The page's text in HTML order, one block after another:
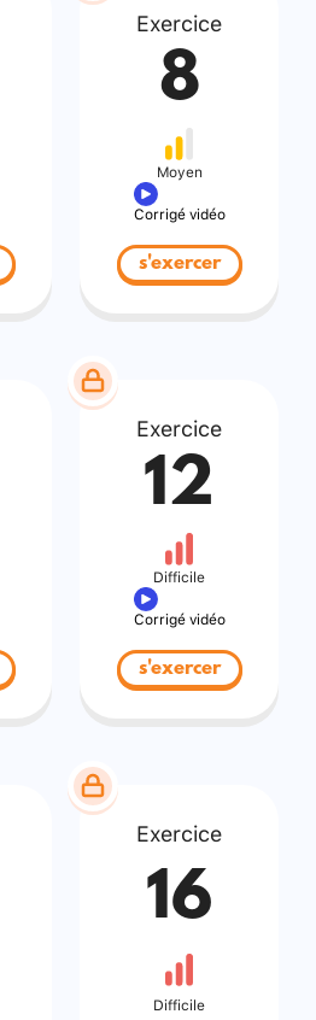
Exercice
8
Moyen
Corrigé vidéo
s'exercer
Exercice
12
Difficile
Corrigé vidéo
s'exercer
Exercice
16
Difficile